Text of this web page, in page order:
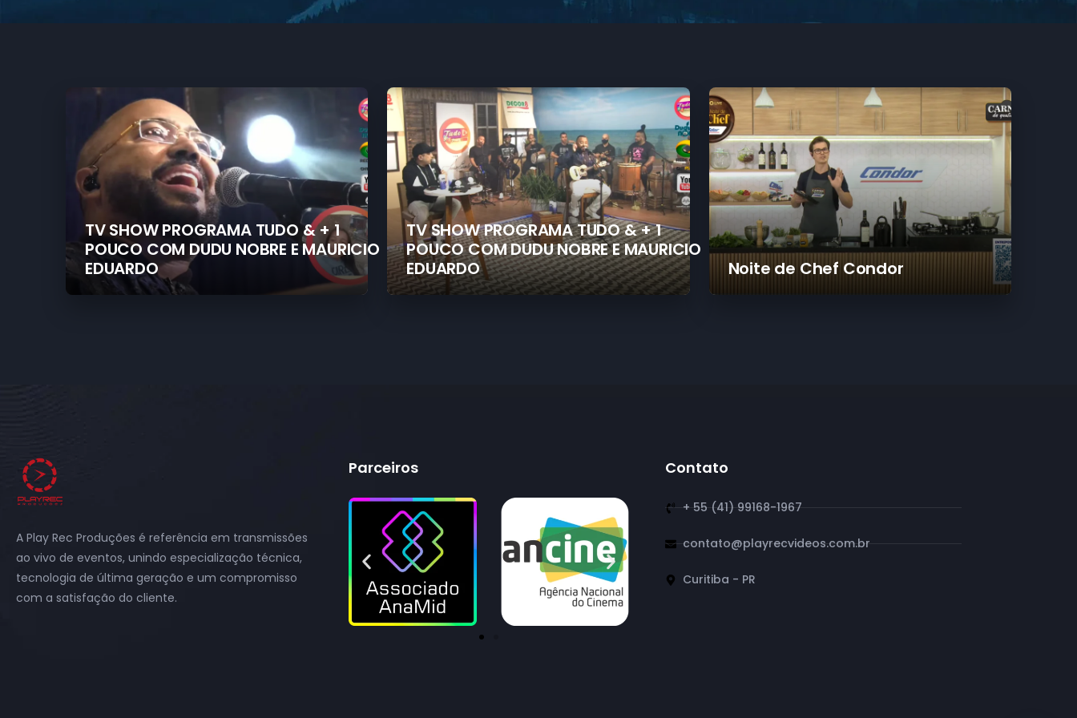
TV SHOW PROGRAMA TUDO & + 1
POUCO COM DUDU NOBRE E MAURICIO
EDUARDO
TV SHOW PROGRAMA TUDO & + 1
POUCO COM DUDU NOBRE E MAURICIO
EDUARDO
Noite de Chef Condor
A Play Rec Produções é referência em transmissões
ao vivo de eventos, unindo especialização técnica,
tecnologia de última geração e um compromisso
com a satisfação do cliente.
Parceiros Contato
+ 55 (41) 99168-1967
contato@playrecvideos.com.br
Curitiba - PR